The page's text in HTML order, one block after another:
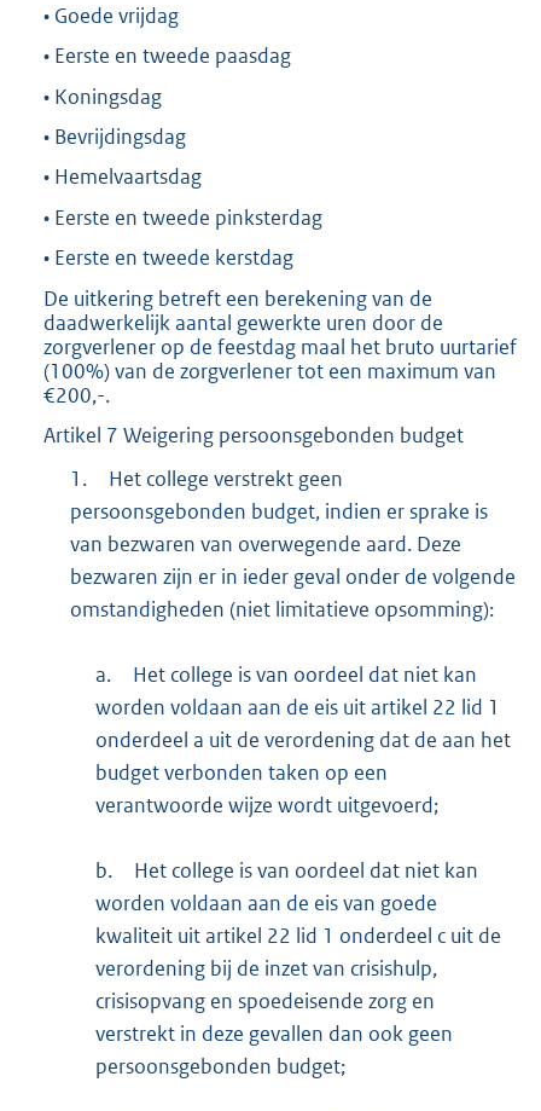
• Goede vrijdag
• Eerste en tweede paasdag
• Koningsdag
• Bevrijdingsdag
• Hemelvaartsdag
• Eerste en tweede pinksterdag
• Eerste en tweede kerstdag
De uitkering betreft een berekening van de
daadwerkelijk aantal gewerkte uren door de
zorgverlener op de feestdag maal het bruto uurtarief
(100%) van de zorgverlener tot een maximum van
€200,-.
Artikel 7 Weigering persoonsgebonden budget
1.
Het college verstrekt geen
persoonsgebonden budget, indien er sprake is
van bezwaren van overwegende aard. Deze
bezwaren zijn er in ieder geval onder de volgende
omstandigheden (niet limitatieve opsomming):
a.
Het college is van oordeel dat niet kan
worden voldaan aan de eis uit artikel 22 lid 1
onderdeel a uit de verordening dat de aan het
budget verbonden taken op een
verantwoorde wijze wordt uitgevoerd;
b.
Het college is van oordeel dat niet kan
worden voldaan aan de eis van goede
kwaliteit uit artikel 22 lid 1 onderdeel c uit de
verordening bij de inzet van crisishulp,
crisisopvang en spoedeisende zorg en
verstrekt in deze gevallen dan ook geen
persoonsgebonden budget;